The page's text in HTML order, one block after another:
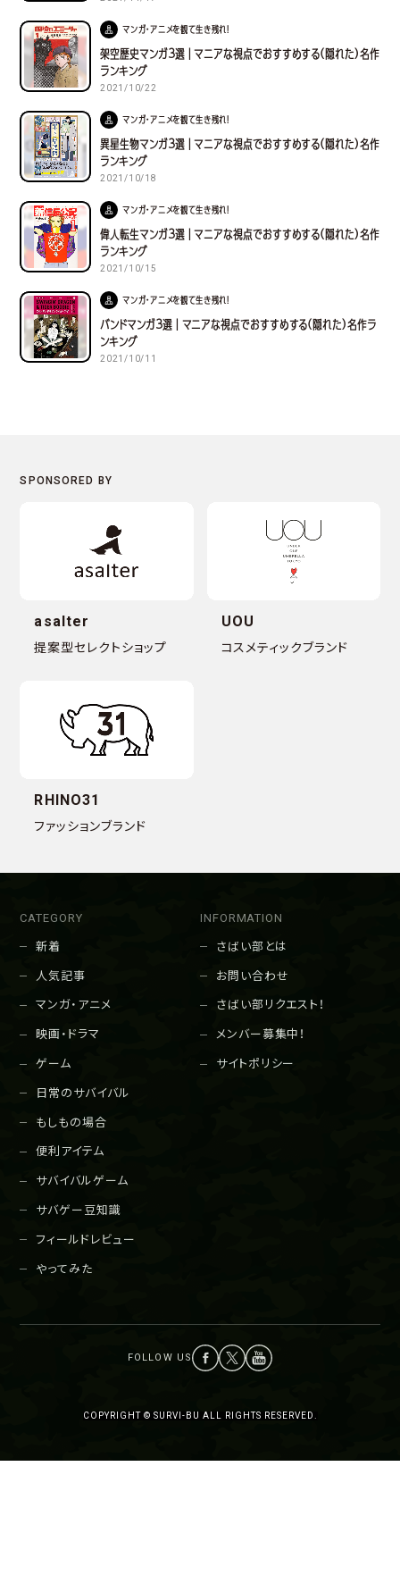
マンガ・アニメを観て生き残れ！
架空歴史マンガ３選｜マニアな視点でおすすめする(隠れた)名作
ランキング
2021/10/22
マンガ・アニメを観て生き残れ！
異星生物マンガ３選｜マニアな視点でおすすめする(隠れた)名作
ランキング
2021/10/18
マンガ・アニメを観て生き残れ！
偉人転生マンガ３選｜マニアな視点でおすすめする(隠れた)名作
ランキング
2021/10/15
マンガ・アニメを観て生き残れ！
バンドマンガ３選｜マニアな視点でおすすめする(隠れた)名作ラ
ンキング
2021/10/11
asalter
提案型セレクトショップ
UOU
コスメティックブランド
RHINO31
ファッションブランド
CATEGORY
新着
人気記事
マンガ・アニメ
映画・ドラマ
ゲーム
日常のサバイバル
もしもの場合
便利アイテム
サバイバルゲーム
サバゲー豆知識
フィールドレビュー
やってみた
INFORMATION
さばい部とは
お問い合わせ
さばい部リクエスト！
メンバー募集中！
サイトポリシー
COPYRIGHT © SURVI-BU ALL RIGHTS RESERVED.